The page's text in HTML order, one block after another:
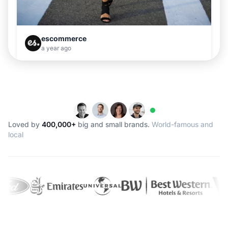
Loved by 400,000+ big and small brands. World-famous and
local